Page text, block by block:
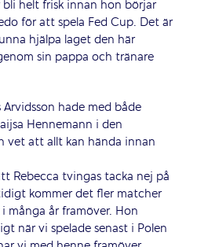
helt frisk innan hon börjar
för att spela Fed Cup. Det är
hjälpa laget den här
sin pappa och tränare
hade med både
Hennemann i den
vet att allt kan hända innan
Rebecca tvingas tacka nej på
kommer det fler matcher
många år framöver. Hon
när vi spelade senast i Polen